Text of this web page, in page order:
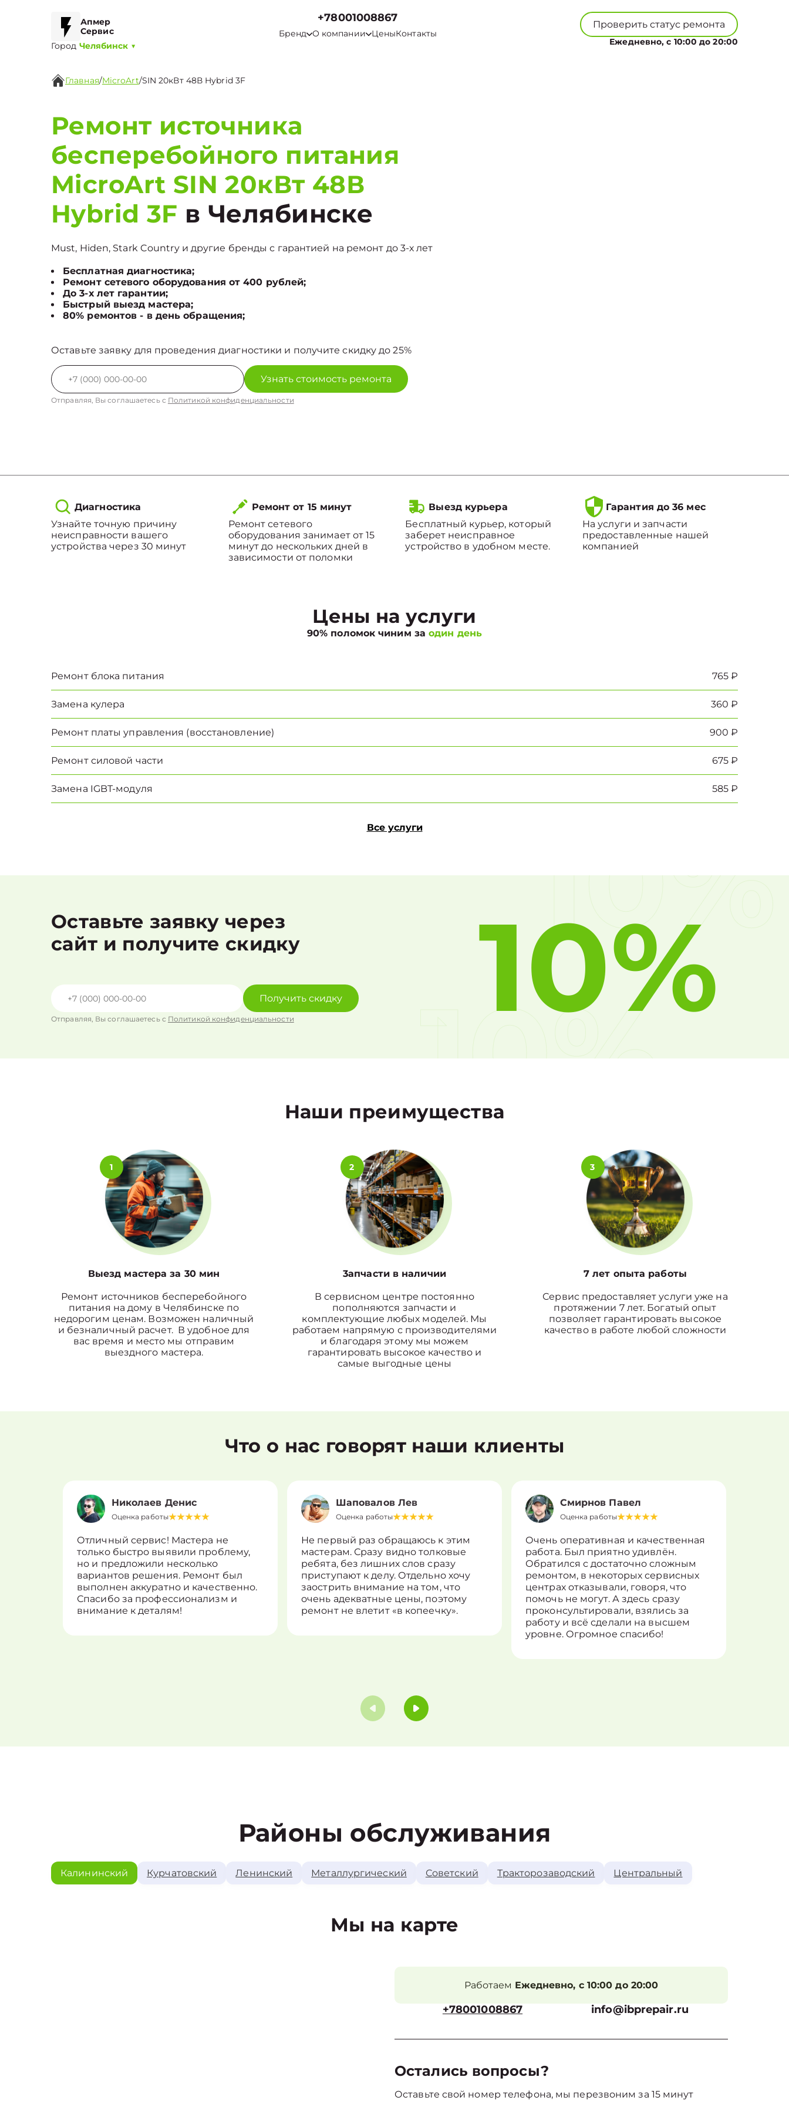
Апмер
Сервис
Город Челябинск ▼
+78001008867
Бренд О компании ЦеныКонтакты
Проверить статус ремонта
Ежедневно, с 10:00 до 20:00
Главная/MicroArt/SIN 20кВт 48В Hybrid 3F
Ремонт источника
бесперебойного питания
MicroArt SIN 20кВт 48В
Hybrid 3F в Челябинске
Must, Hiden, Stark Country и другие бренды с гарантией на ремонт до 3-х лет
Бесплатная диагностика;
Ремонт сетевого оборудования от 400 рублей;
До 3-х лет гарантии;
Быстрый выезд мастера;
80% ремонтов - в день обращения;
Оставьте заявку для проведения диагностики и получите скидку до 25%
Узнать стоимость ремонта
Отправляя, Вы соглашаетесь с Политикой конфиденциальности
Диагностика
Узнайте точную причину
неисправности вашего
устройства через 30 минут
Ремонт от 15 минут
Ремонт сетевого
оборудования занимает от 15
минут до нескольких дней в
зависимости от поломки
Выезд курьера
Бесплатный курьер, который
заберет неисправное
устройство в удобном месте.
Гарантия до 36 мес
На услуги и запчасти
предоставленные нашей
компанией
Цены на услуги
90% поломок чиним заодин день
Ремонт блока питания 765 ₽
Замена кулера 360 ₽
Ремонт платы управления (восстановление) 900 ₽
Ремонт силовой части 675 ₽
Замена IGBT-модуля 585 ₽
Все услуги
Оставьте заявку через
сайт и получите скидку
Получить скидку
Отправляя, Вы соглашаетесь с Политикой конфиденциальности 10%
10%
10%
Наши преимущества
1
Выезд мастера за 30 мин
Ремонт источников бесперебойного
питания на дому в Челябинске по
недорогим ценам. Возможен наличный
и безналичный расчет. В удобное для
вас время и место мы отправим
выездного мастера.
2
3апчасти в наличии
В сервисном центре постоянно
пополняются запчасти и
комплектующие любых моделей. Мы
работаем напрямую с производителями
и благодаря этому мы можем
гарантировать высокое качество и
самые выгодные цены
3
7 лет опыта работы
Сервис предоставляет услуги уже на
протяжении 7 лет. Богатый опыт
позволяет гарантировать высокое
качество в работе любой сложности
Что о нас говорят наши клиенты
Николаев Денис
Оценка работы
Отличный сервис! Мастера не
только быстро выявили проблему,
но и предложили несколько
вариантов решения. Ремонт был
выполнен аккуратно и качественно.
Спасибо за профессионализм и
внимание к деталям!
Шаповалов Лев
Оценка работы
Не первый раз обращаюсь к этим
мастерам. Сразу видно толковые
ребята, без лишних слов сразу
приступают к делу. Отдельно хочу
заострить внимание на том, что
очень адекватные цены, поэтому
ремонт не влетит «в копеечку».
Смирнов Павел
Оценка работы
Очень оперативная и качественная
работа. Был приятно удивлён.
Обратился с достаточно сложным
ремонтом, в некоторых сервисных
центрах отказывали, говоря, что
помочь не могут. А здесь сразу
проконсультировали, взялись за
работу и всё сделали на высшем
уровне. Огромное спасибо!
Районы обслуживания
Калининский Курчатовский Ленинский Металлургический Советский Тракторозаводский Центральный
Мы на карте
Работаем Ежедневно, с 10:00 до 20:00
+78001008867 info@ibprepair.ru
Остались вопросы?
Оставьте свой номер телефона, мы перезвоним за 15 минут